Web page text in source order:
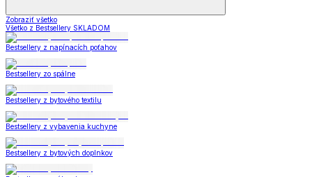
Zobraziť všetko
Všetko z Bestsellery SKLADOM
Bestsellery z napínacích poťahov
Bestsellery zo spálne
Bestsellery z bytového textilu
Bestsellery z vybavenia kuchyne
Bestsellery z bytových doplnkov